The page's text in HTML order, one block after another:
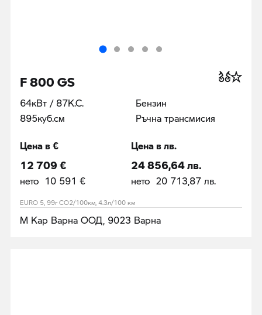
F 800 GS
64кВт / 87К.С.
895куб.cм
Бензин
Ръчна трансмисия
Цена в €
12 709 €
нето 10 591 €
Цена в лв.
24 856,64 лв.
нето 20 713,87 лв.
EURO 5, 99г CO2/100км, 4.3л/100 км
М Кар Варна ООД, 9023 Варна